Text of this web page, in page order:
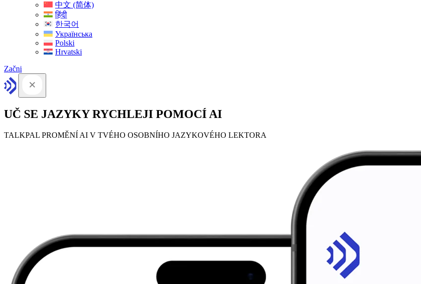
中文 (简体)
हिंदी
한국어
Українська
Polski
Hrvatski
Začni
UČ SE JAZYKY RYCHLEJI POMOCÍ AI
TALKPAL PROMĚNÍ AI V TVÉHO OSOBNÍHO JAZYKOVÉHO LEKTORA